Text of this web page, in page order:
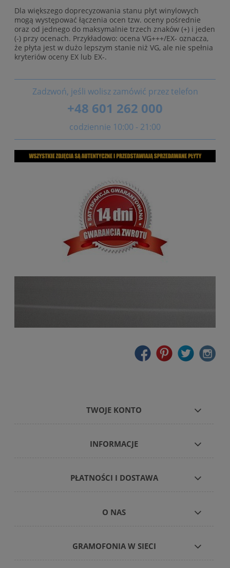
Dla większego doprecyzowania stanu płyt winylowych
mogą występować łączenia ocen tzw. oceny pośrednie
oraz od jednego do maksymalnie trzech znaków (+) i jeden
(-) przy ocenach. Przykładowo: ocena VG+++/EX- oznacza,
że płyta jest w dużo lepszym stanie niż VG, ale nie spełnia
kryteriów oceny EX lub EX-.
Zadzwoń, jeśli wolisz zamówić przez telefon
+48 601 262 000
codziennie 10:00 - 21:00
TWOJE KONTO
INFORMACJE
PŁATNOŚCI I DOSTAWA
O NAS
GRAMOFONIA W SIECI